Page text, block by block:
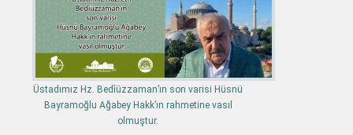
Üstadımız Hz. Bedîüzzaman’ın son varisi Hüsnü
Bayramoğlu Ağabey Hakk’ın rahmetine vasıl
olmuştur.